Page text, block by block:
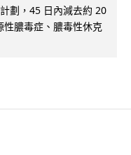
劃，45 日內減去約 20
性膿毒症、膿毒性休克